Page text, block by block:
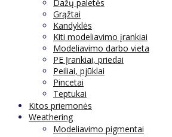
Dažų paletės
Grąžtai
Kandyklės
Kiti modeliavimo įrankiai
Modeliavimo darbo vieta
PE Įrankiai, priedai
Peiliai, pjūklai
Pincetai
Teptukai
Kitos priemonės
Weathering
Modeliavimo pigmentai